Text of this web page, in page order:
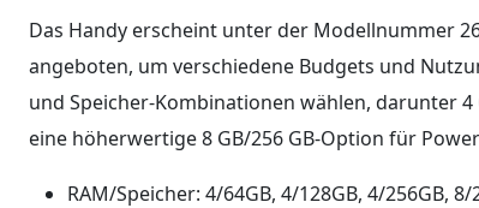
Das Handy erscheint unter der Modellnummer
angeboten, um verschiedene Budgets und
und Speicher-Kombinationen wählen, darunter
eine höherwertige 8 GB/256 GB-Option für
RAM/Speicher: 4/64GB, 4/128GB, 4/256GB, 8/